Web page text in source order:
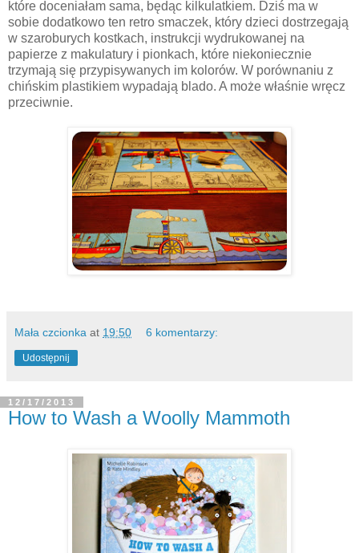
które doceniałam sama, będąc kilkulatkiem. Dziś ma w
sobie dodatkowo ten retro smaczek, który dzieci dostrzegają
w szaroburych kostkach, instrukcji wydrukowanej na
papierze z makulatury i pionkach, które niekoniecznie
trzymają się przypisywanych im kolorów. W porównaniu z
chińskim plastikiem wypadają blado. A może właśnie wręcz
przeciwnie.
Mała czcionka at 19:50 6 komentarzy:
Udostępnij
12/17/2013
How to Wash a Woolly Mammoth